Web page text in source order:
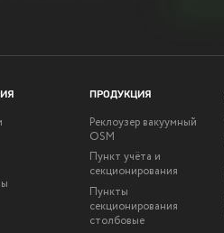
ПРОДУКЦИЯ
Реклоузер вакуумный
OSM
Пункт учёта и
секционирования
Пункты
секционирования
столбовые